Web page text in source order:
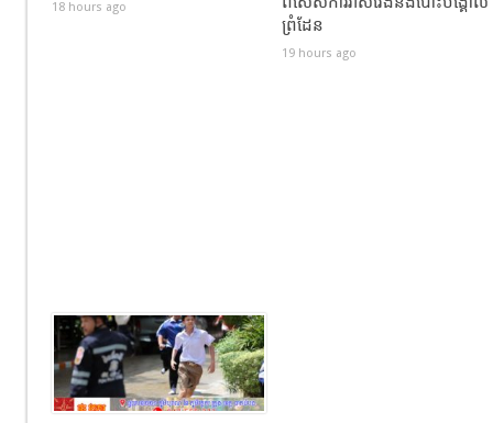
18 hours ago
ព្រំដែន
19 hours ago